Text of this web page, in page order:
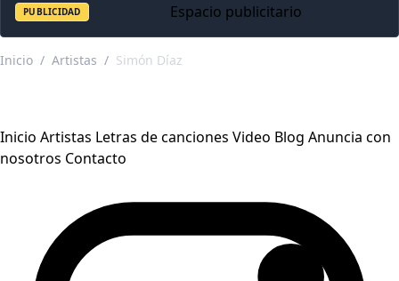
PUBLICIDAD Espacio publicitario
Inicio / Artistas / Simón Díaz
Inicio Artistas Letras de canciones Video Blog Anuncia con
nosotros Contacto